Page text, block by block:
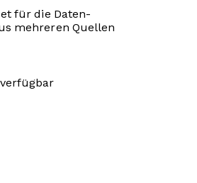
für die Daten-
mehreren Quellen